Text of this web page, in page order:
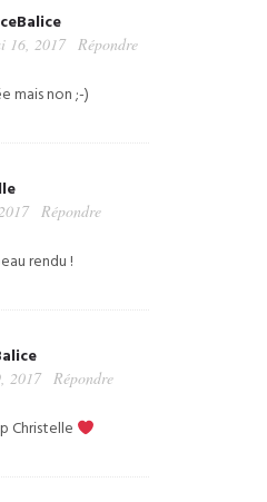
16, 2017 Répondre
mais non ;-)
Répondre
rendu !
2017 Répondre
Christelle